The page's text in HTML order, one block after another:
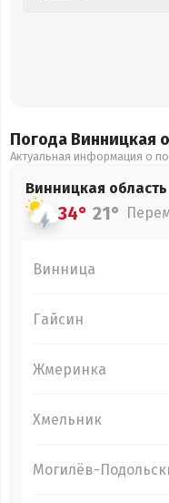
Погода Винницкая
Актуальная информация о
Винницкая область
34° 21°
Винница
Гайсин
Жмеринка
Хмельник
Могилёв-